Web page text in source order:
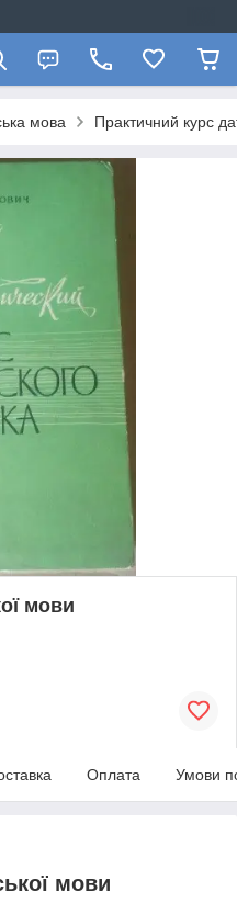
мова Практичний курс
мови
Оплата Умови
мови